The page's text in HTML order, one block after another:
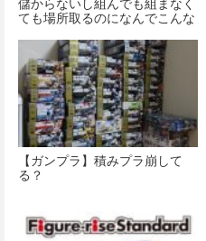
儲からないし組んでも組まなく
ても場所取るのになんでこんな
【ガンプラ】積みプラ崩して
る？